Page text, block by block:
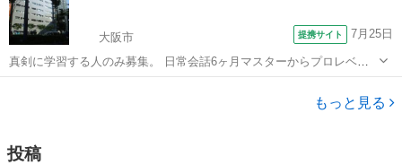
大阪市 提携サイト 7月25日
真剣に学習する人のみ募集。 日常会話6ヶ月マスターからプロレベル
まで。 欠席時の補習、振替制度も利用可。 一般的に、英会話学習は、
ファッションとして捉えられたり、楽しく、気軽な習い事として考え
もっと見る
投稿